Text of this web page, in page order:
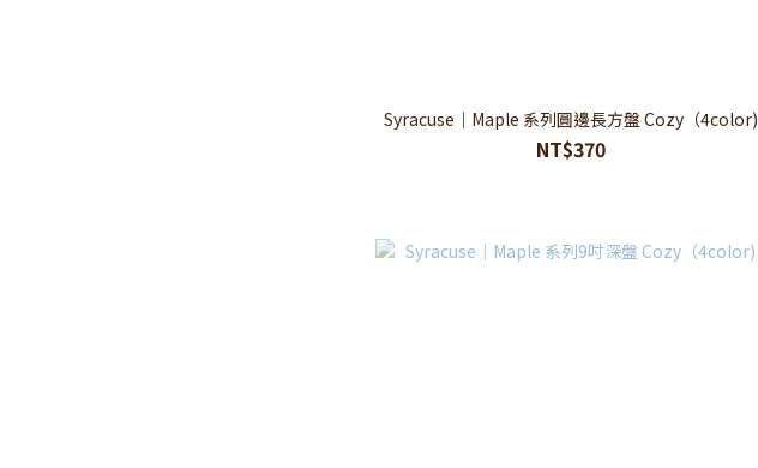
Syracuse｜Maple 系列圓邊長方盤 Cozy（4color)
NT$370